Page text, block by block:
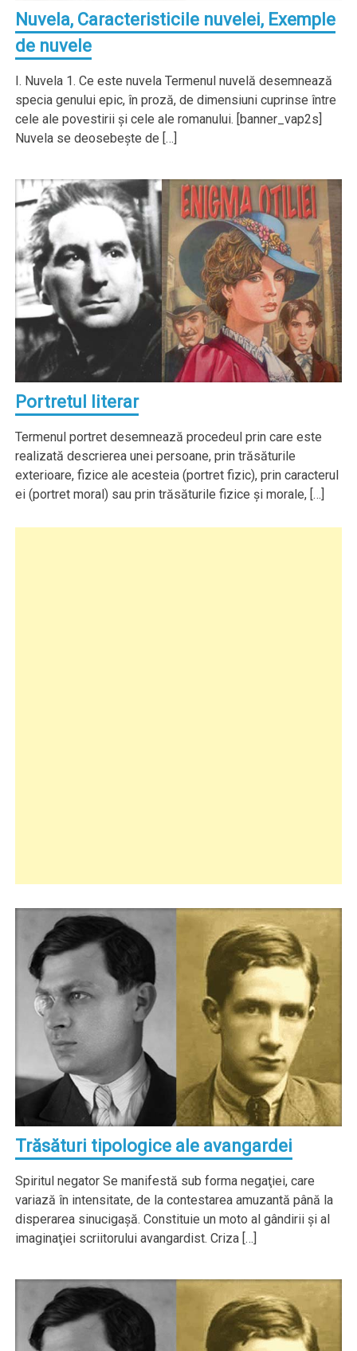
Nuvela, Caracteristicile nuvelei, Exemple
de nuvele
I. Nuvela 1. Ce este nuvela Termenul nuvelă desemnează
specia genului epic, în proză, de dimensiuni cuprinse între
cele ale povestirii şi cele ale romanului. [banner_vap2s]
Nuvela se deosebeşte de […]
Portretul literar
Termenul portret desemnează procedeul prin care este
realizată descrierea unei persoane, prin trăsăturile
exterioare, fizice ale acesteia (portret fizic), prin caracterul
ei (portret moral) sau prin trăsăturile fizice şi morale, […]
Trăsături tipologice ale avangardei
Spiritul negator Se manifestă sub forma negaţiei, care
variază în intensitate, de la contestarea amuzantă până la
disperarea sinucigaşă. Constituie un moto al gândirii şi al
imaginaţiei scriitorului avangardist. Criza […]